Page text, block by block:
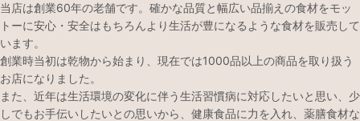
当店は創業60年の老舗です。確かな品質と幅広い品揃えの食材をモッ
トーに安心・安全はもちろんより生活が豊になるような食材を販売して
います。
創業時当初は乾物から始まり、現在では1000品以上の商品を取り扱う
お店になりました。
また、近年は生活環境の変化に伴う生活習慣病に対応したいと思い、少
しでもお手伝いしたいとの思いから、健康食品に力を入れ、薬膳食材な